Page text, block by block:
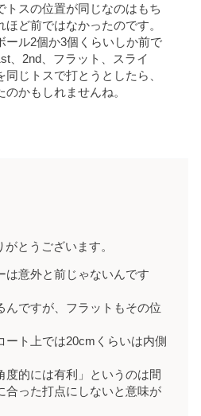
トスの位置が同じなのはもち
ど前ではなかったのです。
ール2個か3個くらいしか前で
、2nd、フラット、スライ
じトスで打とうとしたら、
かもしれませんね。
とうございます。
は意外と前じゃないんです
んですが、フラットもその位
ート上では20cmくらいは内側
度的には有利」というのは間
合った打点にしないと意味が